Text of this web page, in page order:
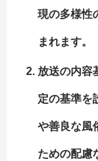
現の多様性
まれます。
放送の内容
定の基準を
や善良な風
ための配慮